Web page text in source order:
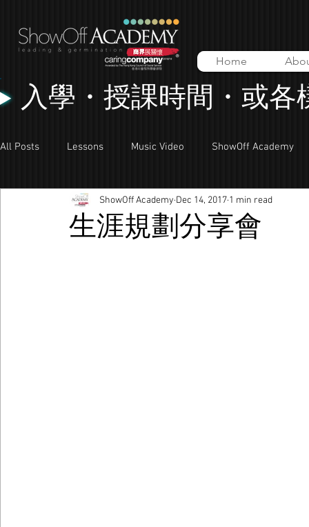
Home
入學・授課時間・或各
All Posts Lessons Music Video ShowOff Academy
生涯規劃分享會
ShowOff Academy Dec 14, 2017 1 min read